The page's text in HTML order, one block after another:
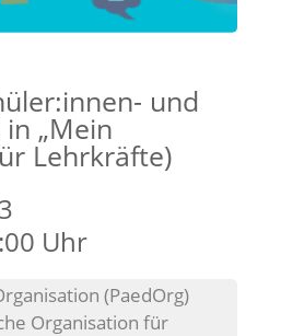
und
„Mein
Lehrkräfte)
Uhr
(PaedOrg)
Organisation für